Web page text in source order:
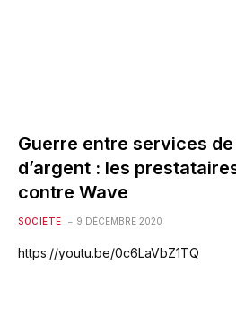
Guerre entre services
d’argent : les
contre Wave
SOCIETÉ 9 DÉCEMBRE 2020
https://youtu.be/0c6LaVbZ1TQ